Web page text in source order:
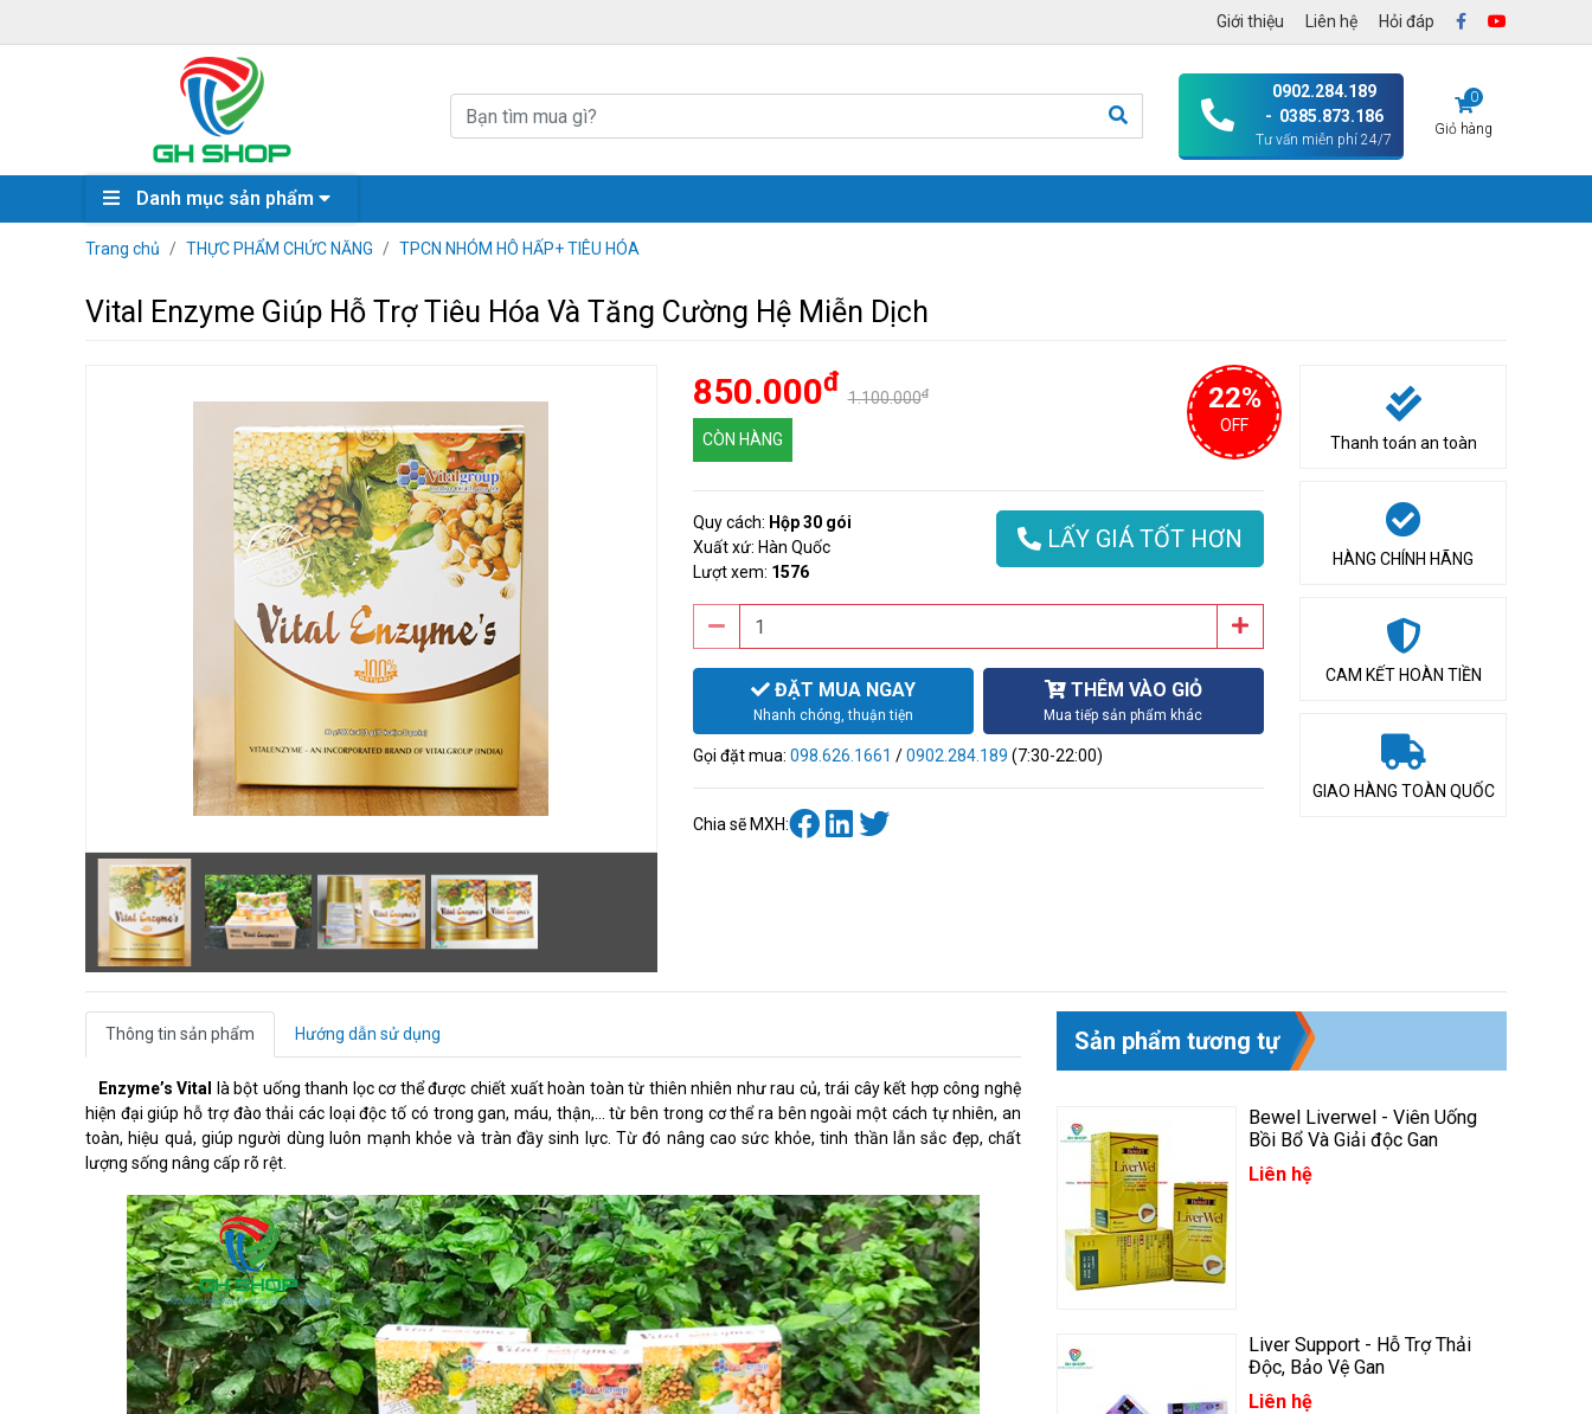
Giới thiệu Liên hệ Hỏi đáp
0902.284.189
- 0385.873.186
Tư vấn miễn phí 24/7
Giỏ hàng
0
Danh mục sản phẩm
Trang chủ THỰC PHẨM CHỨC NĂNG TPCN NHÓM HÔ HẤP+ TIÊU HÓA
Vital Enzyme Giúp Hỗ Trợ Tiêu Hóa Và Tăng Cường Hệ Miễn Dịch
850.000đ
1.100.000đ 22%
OFF
CÒN HÀNG
Quy cách: Hộp 30 gói
Xuất xứ: Hàn Quốc
Lượt xem: 1576
LẤY GIÁ TỐT HƠN
ĐẶT MUA NGAY
Nhanh chóng, thuận tiện
THÊM VÀO GIỎ
Mua tiếp sản phẩm khác
Gọi đặt mua: 098.626.1661 /0902.284.189 (7:30-22:00)
Chia sẽ MXH:
Thanh toán an toàn
HÀNG CHÍNH HÃNG
CAM KẾT HOÀN TIỀN
GIAO HÀNG TOÀN QUỐC
Thông tin sản phẩm Hướng dẫn sử dụng
Enzyme’s Vital là bột uống thanh lọc cơ thể được chiết xuất hoàn toàn từ thiên nhiên như rau củ, trái cây kết hợp công nghệ
hiện đại giúp hỗ trợ đào thải các loại độc tố có trong gan, máu, thận,… từ bên trong cơ thể ra bên ngoài một cách tự nhiên, an
toàn, hiệu quả, giúp người dùng luôn mạnh khỏe và tràn đầy sinh lực. Từ đó nâng cao sức khỏe, tinh thần lẫn sắc đẹp, chất
lượng sống nâng cấp rõ rệt.
Sản phẩm tương tự
Bewel Liverwel - Viên Uống
Bồi Bổ Và Giải độc Gan
Liên hệ
Liver Support - Hỗ Trợ Thải
Độc, Bảo Vệ Gan
Liên hệ